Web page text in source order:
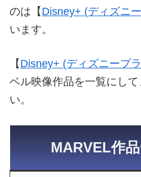
のは【 Disney+ (ディズニ
います。
【 Disney+ (ディズニープ
ベル映像作品を一覧にし
い。
MARVEL作